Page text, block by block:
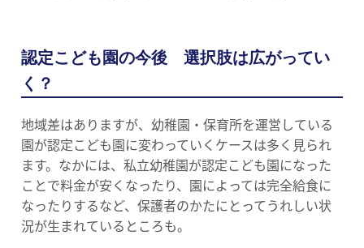
認定こども園の今後 選択肢は広がってい
く？
地域差はありますが、幼稚園・保育所を運営している
園が認定こども園に変わっていくケースは多く見られ
ます。なかには、私立幼稚園が認定こども園になった
ことで料金が安くなったり、園によっては完全給食に
なったりするなど、保護者のかたにとってうれしい状
況が生まれているところも。